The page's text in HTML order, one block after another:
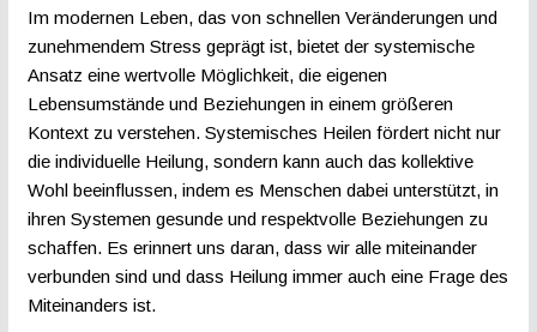
Im modernen Leben, das von schnellen Veränderungen und
zunehmendem Stress geprägt ist, bietet der systemische
Ansatz eine wertvolle Möglichkeit, die eigenen
Lebensumstände und Beziehungen in einem größeren
Kontext zu verstehen. Systemisches Heilen fördert nicht nur
die individuelle Heilung, sondern kann auch das kollektive
Wohl beeinflussen, indem es Menschen dabei unterstützt, in
ihren Systemen gesunde und respektvolle Beziehungen zu
schaffen. Es erinnert uns daran, dass wir alle miteinander
verbunden sind und dass Heilung immer auch eine Frage des
Miteinanders ist.